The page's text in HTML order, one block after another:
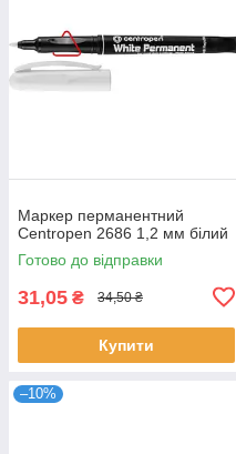
Маркер перманентний
Centropen 2686 1,2 мм білий
Готово до відправки
31,05 ₴ 34,50 ₴
Купити
–10%